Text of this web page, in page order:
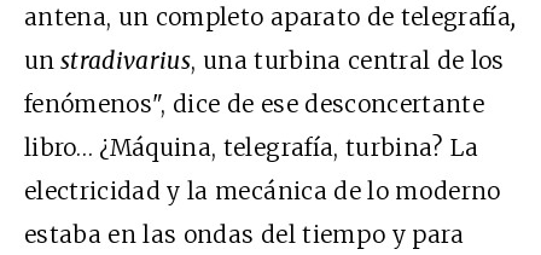
antena, un completo aparato de telegrafía,
un stradivarius, una turbina central de los
fenómenos", dice de ese desconcertante
libro… ¿Máquina, telegrafía, turbina? La
electricidad y la mecánica de lo moderno
estaba en las ondas del tiempo y para